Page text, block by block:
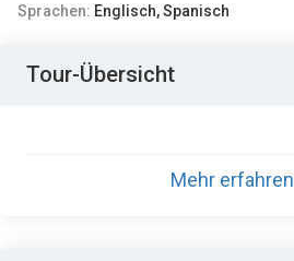
Sprachen: Englisch, Spanisch
Tour-Übersicht
Mehr erfahren